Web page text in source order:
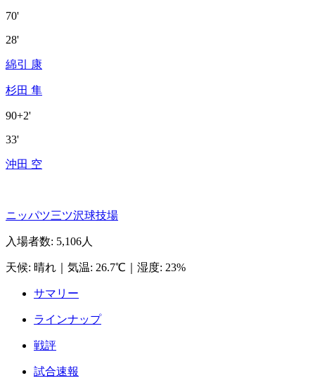
70'
28'
綿引 康
杉田 隼
90+2'
33'
沖田 空
ニッパツ三ツ沢球技場
入場者数: 5,106人
天候: 晴れ 気温: 26.7℃ 湿度: 23%
サマリー
ラインナップ
戦評
試合速報